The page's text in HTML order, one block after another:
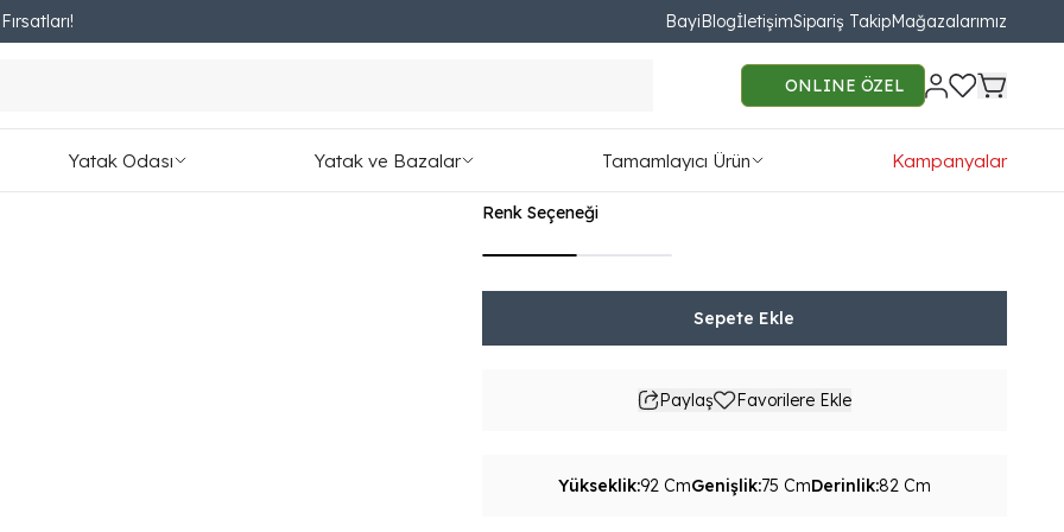
BayiBlogİletişimSipariş TakipMağazalarımız
ONLINE ÖZEL
Yatak Odası Yatak ve Bazalar Tamamlayıcı Ürün Kampanyalar
1,023.54TL'den başlayan taksit seçenekleri
Renk Seçeneği
Sepete Ekle
Paylaş Favorilere Ekle
Yükseklik:92 CmGenişlik:75 CmDerinlik:82 Cm